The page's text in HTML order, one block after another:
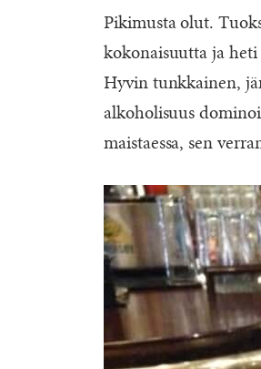
Pikimusta olut.
kokonaisuutta ja heti
Hyvin tunkkainen,
alkoholisuus
maistaessa, sen